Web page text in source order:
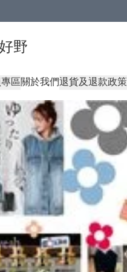
野
區關於我們退貨及退款政策